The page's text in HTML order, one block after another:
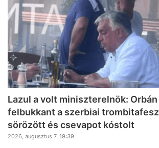
Lazul a volt miniszterelnök:
felbukkant a szerbiai
sörözött és csevapot kóstolt
2026, augusztus 7. 19:39